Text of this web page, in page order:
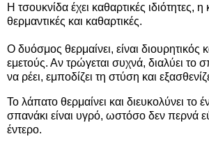
Η τσουκνίδα έχει καθαρτικές ιδιότητες,
θερμαντικές και καθαρτικές.
Ο δυόσμος θερμαίνει, είναι διουρητικός
εμετούς. Αν τρώγεται συχνά, διαλύει το
να ρέει, εμποδίζει τη στύση και
Το λάπατο θερμαίνει και διευκολύνει το
σπανάκι είναι υγρό, ωστόσο δεν περνά
έντερο.